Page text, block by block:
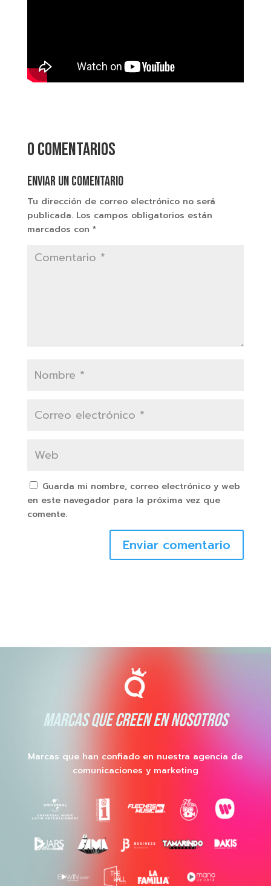
0 comentarios
Enviar un comentario
Tu dirección de correo electrónico no será
publicada. Los campos obligatorios están
marcados con *
Guarda mi nombre, correo electrónico y web
en este navegador para la próxima vez que
comente.
Enviar comentario
MARCAS QUE CREEN EN NOSOTROS
Marcas que han confiado en nuestra agencia de
comunicaciones y marketing